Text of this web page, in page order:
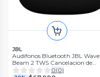
JBL
Audifonos Bluetooth JBL Wave
Beam 2 TWS Cancelacion de
Ruido
0(0)